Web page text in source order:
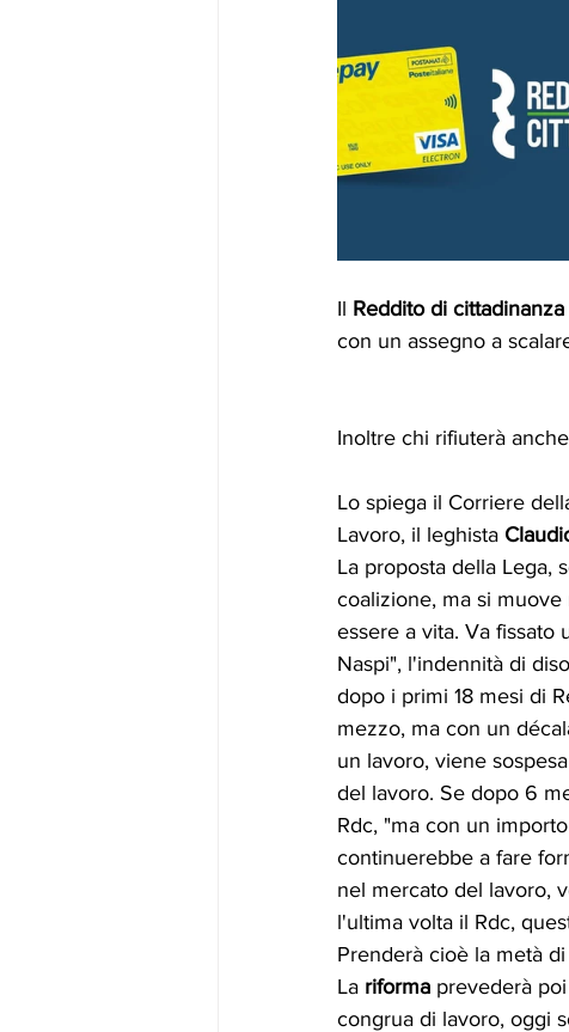
Il Reddito di cittadinanza
con un assegno a
Inoltre chi rifiuterà
Lo spiega il Corriere
Lavoro, il leghista
La proposta della Lega,
coalizione, ma si
essere a vita. Va
Naspi", l'indennità di
dopo i primi 18 mesi di
mezzo, ma con un
un lavoro, viene
del lavoro. Se dopo 6
Rdc, "ma con un
continuerebbe a fare
nel mercato del lavoro,
l'ultima volta il Rdc,
Prenderà cioè la metà
La riforma prevederà
congrua di lavoro, oggi